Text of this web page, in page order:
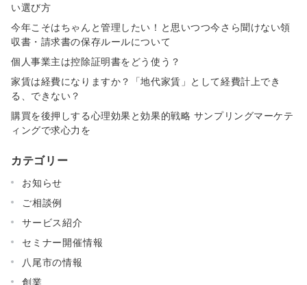
い選び方
今年こそはちゃんと管理したい！と思いつつ今さら聞けない領
収書・請求書の保存ルールについて
個人事業主は控除証明書をどう使う？
家賃は経費になりますか？「地代家賃」として経費計上でき
る、できない？
購買を後押しする心理効果と効果的戦略 サンプリングマーケテ
ィングで求心力を
カテゴリー
お知らせ
ご相談例
サービス紹介
セミナー開催情報
八尾市の情報
創業